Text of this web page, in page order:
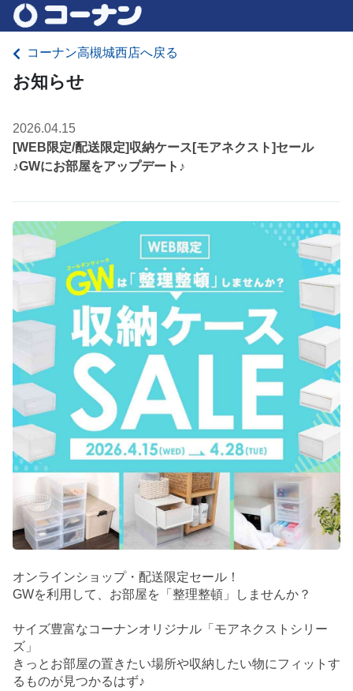
コーナン高槻城西店へ戻る
お知らせ
2026.04.15
[WEB限定/配送限定]収納ケース[モアネクスト]セール
♪GWにお部屋をアップデート♪
オンラインショップ・配送限定セール！
GWを利用して、お部屋を「整理整頓」しませんか？
サイズ豊富なコーナンオリジナル「モアネクストシリー
ズ」
きっとお部屋の置きたい場所や収納したい物にフィットす
るものが見つかるはず♪